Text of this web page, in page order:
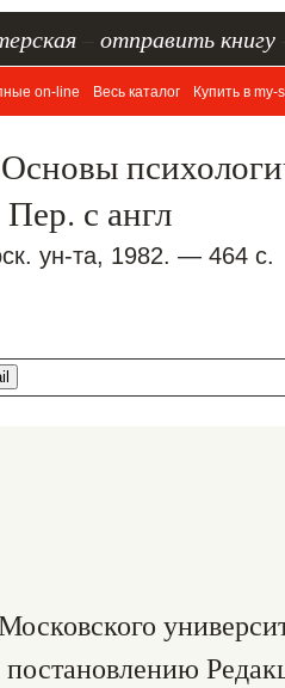
отправить книгу
on-line Весь каталог Купить в my-
с англ
ун-та, 1982. — 464 с.
постановлению